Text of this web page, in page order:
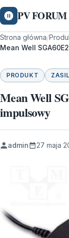
PV FORUM
Strona główna/
Mean Well
PRODUKT
Mean Well
impulsowy
admin 27 maja